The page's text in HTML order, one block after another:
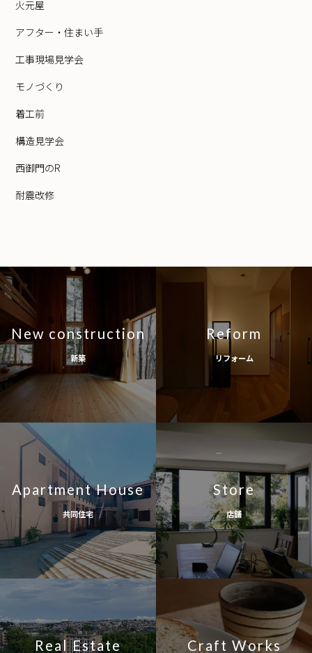
火元屋
アフター・住まい手
工事現場見学会
モノづくり
着工前
構造見学会
西御門のR
耐震改修
New construction
新築
Reform
リフォーム
Apartment House
共同住宅
Store
店舗
Real Estate Craft Works